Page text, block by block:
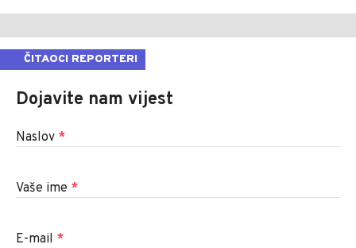
ČITAOCI REPORTERI
Dojavite nam vijest
Naslov *
Vaše ime *
E-mail *